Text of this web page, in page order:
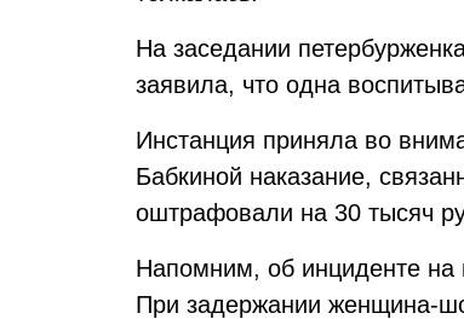
На заседании
заявила, что одна
Инстанция приняла во
Бабкиной наказание,
оштрафовали на 30 тысяч
Напомним, об инциденте на
При задержании женщина-